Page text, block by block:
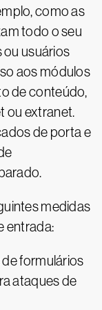
como as
todo o seu
ou usuários
aos módulos
de conteúdo,
ou extranet.
de porta e
medidas
entrada:
de formulários
ataques de